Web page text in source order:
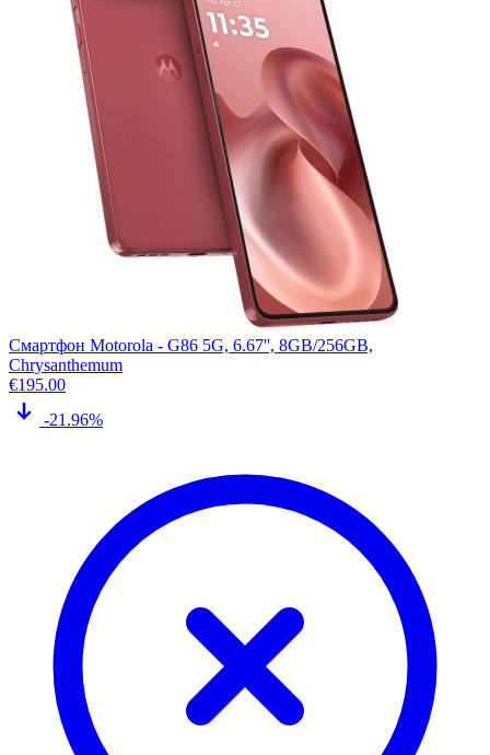
Смартфон Motorola - G86 5G, 6.67'', 8GB/256GB,
Chrysanthemum
€195.00
-21.96%